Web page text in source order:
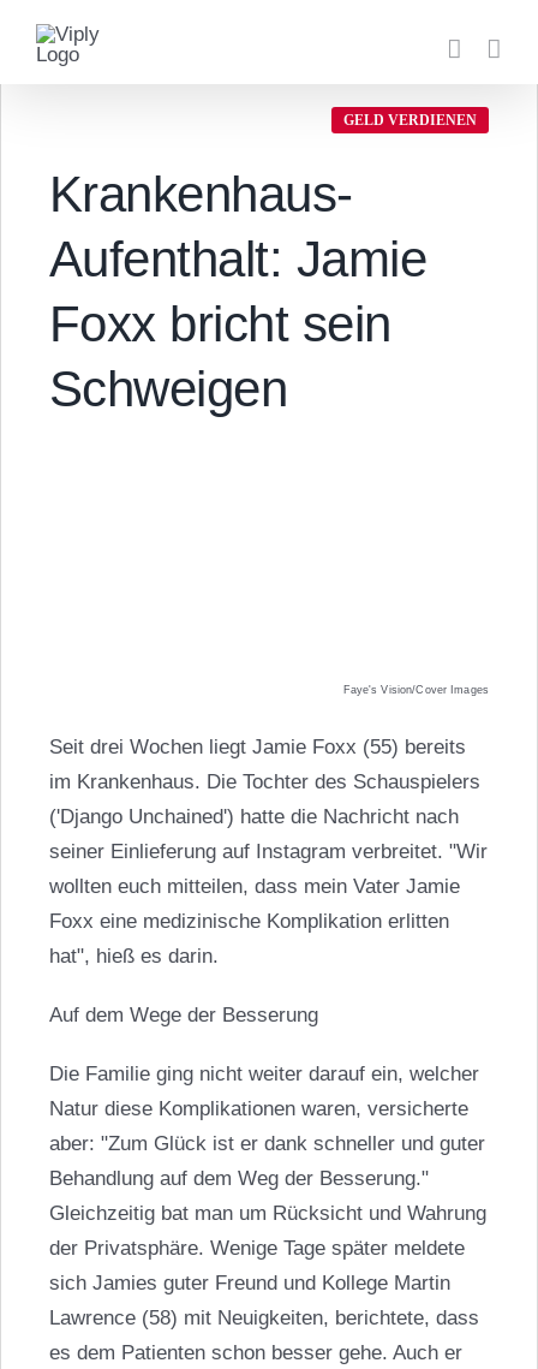
Inhalt
springen
GELD VERDIENEN
Krankenhaus-
Aufenthalt: Jamie
Foxx bricht sein
Schweigen
Faye's Vision/Cover Images
Seit drei Wochen liegt Jamie Foxx (55) bereits
im Krankenhaus. Die Tochter des Schauspielers
('Django Unchained') hatte die Nachricht nach
seiner Einlieferung auf Instagram verbreitet. "Wir
wollten euch mitteilen, dass mein Vater Jamie
Foxx eine medizinische Komplikation erlitten
hat", hieß es darin.
Auf dem Wege der Besserung
Die Familie ging nicht weiter darauf ein, welcher
Natur diese Komplikationen waren, versicherte
aber: "Zum Glück ist er dank schneller und guter
Behandlung auf dem Weg der Besserung."
Gleichzeitig bat man um Rücksicht und Wahrung
der Privatsphäre. Wenige Tage später meldete
sich Jamies guter Freund und Kollege Martin
Lawrence(58) mit Neuigkeiten, berichtete, dass
es dem Patienten schon besser gehe. Auch er